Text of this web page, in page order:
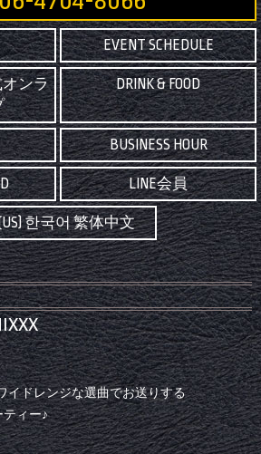
EVENT SCHEDULE
オンラ
DRINK & FOOD
BUSINESS HOUR
LINE会員
한국어 繁体中文
イドレンジな選曲でお送りする
ィー♪